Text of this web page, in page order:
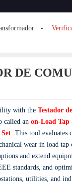
DE
with the Testador
called an on-Load Tap
. This tool evaluates
wear in load tap
and extend
standards, and
utilities, and